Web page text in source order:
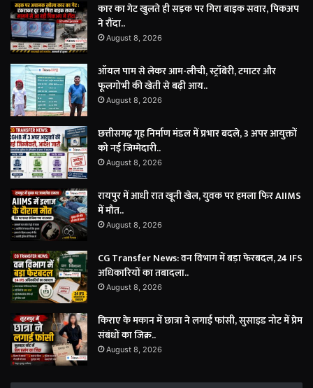
कार का गेट खुलते ही सड़क पर गिरा बाइक सवार, पिकअप
ने रौंदा..
August 8, 2026
ऑयल पाम से लेकर आम-लीची, स्ट्रॉबेरी, टमाटर और
फूलगोभी की खेती से बढ़ी आय..
August 8, 2026
छत्तीसगढ़ गृह निर्माण मंडल में प्रभार बदले, 3 अपर आयुक्तों
को नई जिम्मेदारी..
August 8, 2026
रायपुर में आधी रात खूनी खेल, युवक पर हमला फिर AIIMS
में मौत..
August 8, 2026
CG Transfer News: वन विभाग में बड़ा फेरबदल, 24 IFS
अधिकारियों का तबादला..
August 8, 2026
किराए के मकान में छात्रा ने लगाई फांसी, सुसाइड नोट में प्रेम
संबंधों का जिक्र..
August 8, 2026